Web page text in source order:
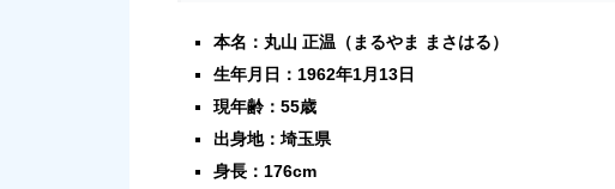
本名：丸山 正温（まるやま まさはる）
生年月日：1962年1月13日
現年齢：55歳
出身地：埼玉県
身長：176cm